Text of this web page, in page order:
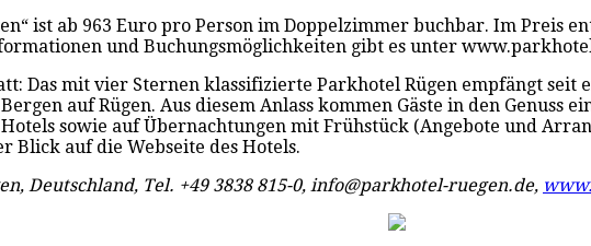
ist ab 963 Euro pro Person im Doppelzimmer buchbar. Im Preis
und Buchungsmöglichkeiten gibt es unter
Das mit vier Sternen klassifizierte Parkhotel Rügen empfängt
auf Rügen. Aus diesem Anlass kommen Gäste in den Genuss
sowie auf Übernachtungen mit Frühstück (Angebote und
Blick auf die Webseite des Hotels.
Deutschland, Tel. +49 3838 815-0, info@parkhotel-ruegen.de,